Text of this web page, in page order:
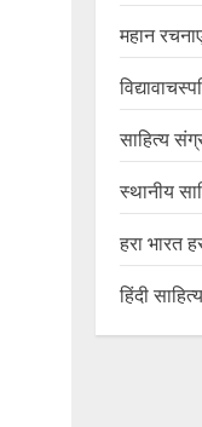
महान
साहित्य
स्थानीय
हरा भारत
हिंदी